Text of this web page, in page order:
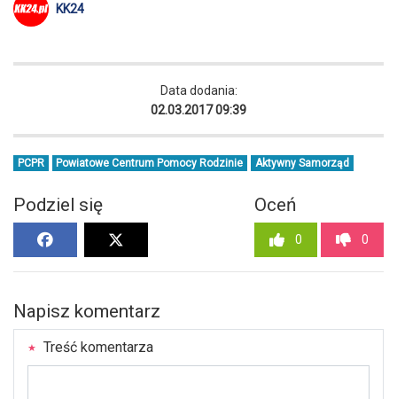
KK24
Data dodania:
02.03.2017 09:39
PCPR Powiatowe Centrum Pomocy Rodzinie Aktywny Samorząd
Podziel się Oceń
0 0
Napisz komentarz
Treść komentarza